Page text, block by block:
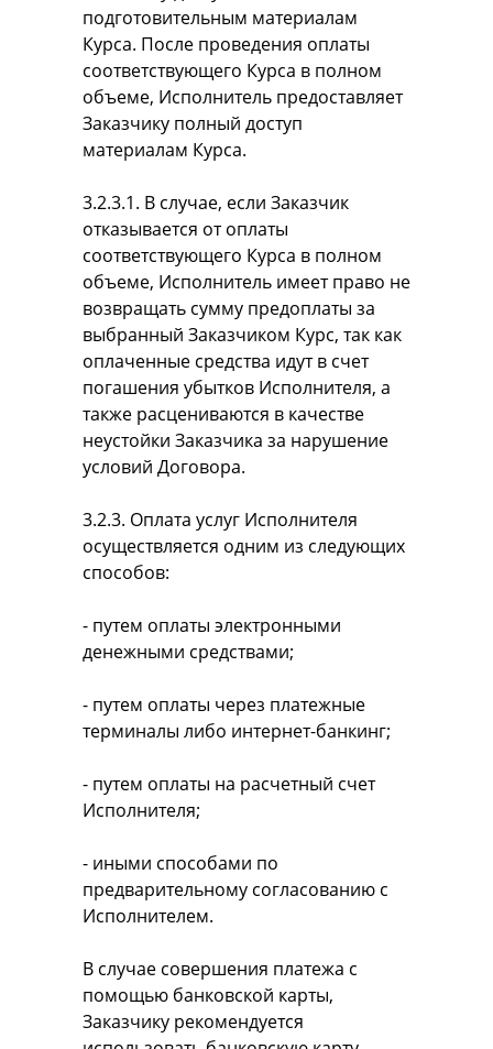
подготовительным материалам
Курса. После проведения оплаты
соответствующего Курса в полном
объеме, Исполнитель предоставляет
Заказчику полный доступ
материалам Курса.
3.2.3.1. В случае, если Заказчик
отказывается от оплаты
соответствующего Курса в полном
объеме, Исполнитель имеет право не
возвращать сумму предоплаты за
выбранный Заказчиком Курс, так как
оплаченные средства идут в счет
погашения убытков Исполнителя, а
также расцениваются в качестве
неустойки Заказчика за нарушение
условий Договора.
3.2.3. Оплата услуг Исполнителя
осуществляется одним из следующих
способов:
- путем оплаты электронными
денежными средствами;
- путем оплаты через платежные
терминалы либо интернет-банкинг;
- путем оплаты на расчетный счет
Исполнителя;
- иными способами по
предварительному согласованию с
Исполнителем.
В случае совершения платежа с
помощью банковской карты,
Заказчику рекомендуется